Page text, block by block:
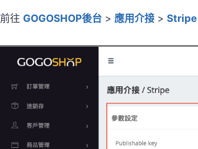
前往 GOGOSHOP後台 > 應用介接 > Stripe